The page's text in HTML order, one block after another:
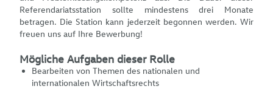
Referendariatsstation sollte mindestens drei Monate
betragen. Die Station kann jederzeit begonnen werden. Wir
freuen uns auf Ihre Bewerbung!
Mögliche Aufgaben dieser Rolle
Bearbeiten von Themen des nationalen und
internationalen Wirtschaftsrechts